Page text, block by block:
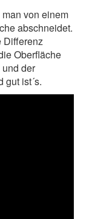
von einem
abschneidet.
Differenz
Oberfläche
der
gut ist´s.